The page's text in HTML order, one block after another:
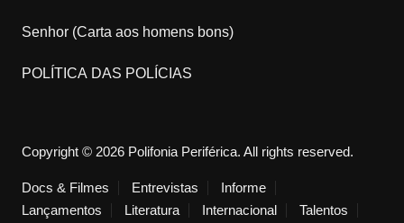
Senhor (Carta aos homens bons)
POLÍTICA DAS POLÍCIAS
Copyright © 2026 Polifonia Periférica. All rights reserved.
Docs & Filmes Entrevistas
Informe
Lançamentos
Literatura Internacional Talentos